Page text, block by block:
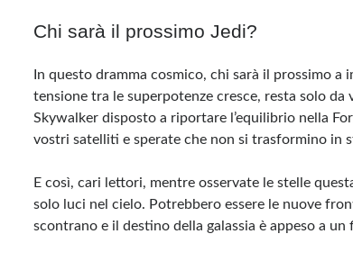
Chi sarà il prossimo Jedi?
In questo dramma cosmico, chi sarà il prossimo a
tensione tra le superpotenze cresce, resta solo da
Skywalker disposto a riportare l’equilibrio nella
vostri satelliti e sperate che non si trasformino in
E così, cari lettori, mentre osservate le stelle
solo luci nel cielo. Potrebbero essere le nuove
scontrano e il destino della galassia è appeso a